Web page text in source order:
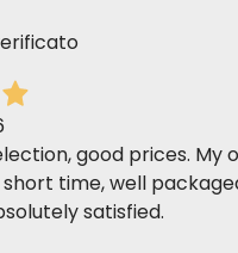
good prices. My
time, well
satisfied.